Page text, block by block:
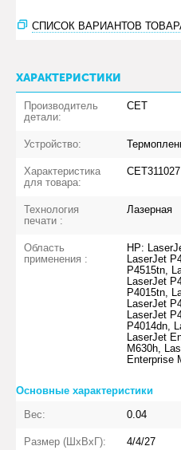
СПИСОК ВАРИАНТОВ
ХАРАКТЕРИСТИКИ
Производитель
детали:
CET
Устройство:
Характеристика
для товара:
CET311027
Технология
печати :
Лазерная
Область
применения :
HP:
LaserJet
P4515tn,
LaserJet
P4015tn,
LaserJet
LaserJet
P4014dn,
LaserJet
M630h,
Enterprise
Основные характеристики
Вес:
0.04
Размер (ШхВхГ): 4/4/27